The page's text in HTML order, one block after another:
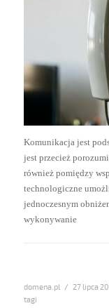
Komunikacja jest
jest przecież
również pomiędzy
technologiczne
jednoczesnym
wykonywanie
domena.pl
Posted
27 lipca